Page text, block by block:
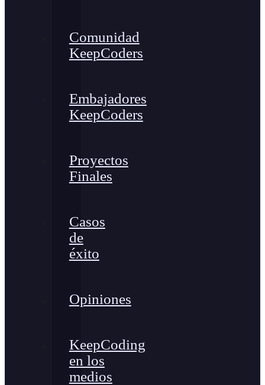
Comunidad
KeepCoders
Embajadores
KeepCoders
Proyectos
Finales
Casos
de
éxito
Opiniones
KeepCoding
en los
medios